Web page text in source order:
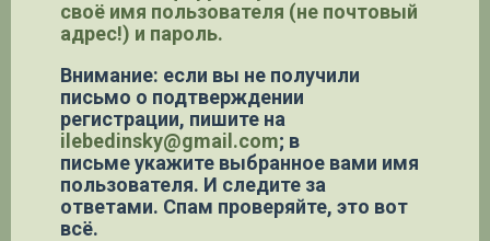
своё имя пользователя (не почтовый
адрес!) и пароль.
Внимание: если вы не получили
письмо о подтверждении
регистрации, пишите на
ilebedinsky@gmail.com; в
письме укажите выбранное вами имя
пользователя. И следите за
ответами. Спам проверяйте, это вот
всё.